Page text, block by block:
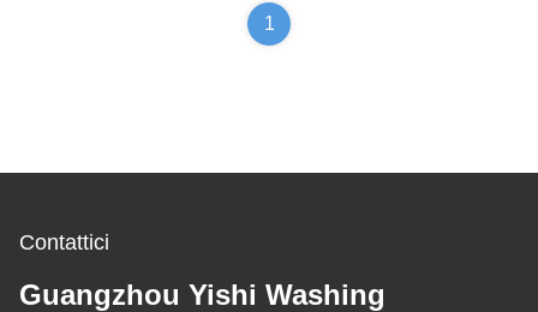
1
Contattici
Guangzhou Yishi Washing